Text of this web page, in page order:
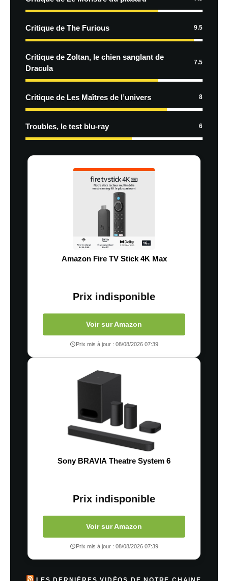
Critique de The Furious 9.5
Critique de Zoltan, le chien sanglant de
Dracula
7.5
Critique de Les Maîtres de l’univers 8
Troubles, le test blu-ray 6
Amazon Fire TV Stick 4K Max
Prix indisponible
Voir sur Amazon
Prix mis à jour : 08/08/2026 07:39
Sony BRAVIA Theatre System 6
Prix indisponible
Voir sur Amazon
Prix mis à jour : 08/08/2026 07:39